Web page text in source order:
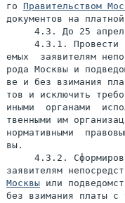
го Правительством
документов на
4.3. До 25
4.3.1. Провести
емых  заявителям
рода Москвы и
ве и без взимания
тов и исключить
иными  органами
твенными им
нормативными
вы.
4.3.2.
заявителям
Москвы или
без взимания платы с